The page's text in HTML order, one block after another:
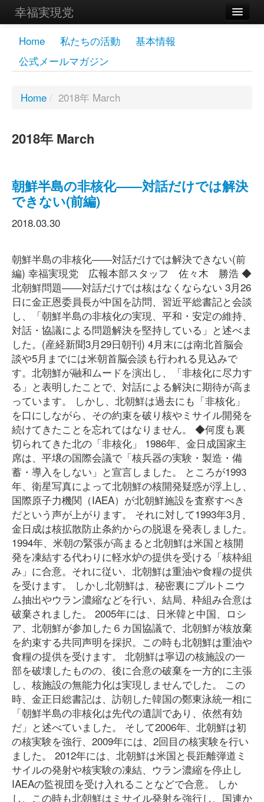
幸福実現党
メンバーズページ
党員
幸福の科学グループ
Home 私たちの活動
基本情報
公式メールマガジン
Home / 2018年 March
2018年 March
朝鮮半島の非核化――対話だけでは解決
できない(前編)
2018.03.30
朝鮮半島の非核化――対話だけでは解決できない(前
編) 幸福実現党 広報本部スタッフ 佐々木 勝浩 ◆
北朝鮮問題――対話だけでは核はなくならない 3月26
日に金正恩委員長が中国を訪問、習近平総書記と会談
し、「朝鮮半島の非核化の実現、平和・安定の維持、
対話・協議による問題解決を堅持している」と述べま
した。(産経新聞3月29日朝刊) 4月末には南北首脳会
談や5月までには米朝首脳会談も行われる見込みで
す。北朝鮮が融和ムードを演出し、「非核化に尽力す
る」と表明したことで、対話による解決に期待が高ま
っています。 しかし、北朝鮮は過去にも「非核化」
を口にしながら、その約束を破り核やミサイル開発を
続けてきたことを忘れてはなりません。 ◆何度も裏
切られてきた北の「非核化」 1986年、金日成国家主
席は、平壌の国際会議で「核兵器の実験・製造・備
蓄・導入をしない」と宣言しました。 ところが1993
年、衛星写真によって北朝鮮の核開発疑惑が浮上し、
国際原子力機関（IAEA）が北朝鮮施設を査察すべき
だという声が上がります。 それに対して1993年3月、
金日成は核拡散防止条約からの脱退を発表しました。
1994年、米朝の緊張が高まると北朝鮮は米国と核開
発を凍結する代わりに軽水炉の提供を受ける「核枠組
み」に合意。それに従い、北朝鮮は重油や食糧の提供
を受けます。 しかし北朝鮮は、秘密裏にプルトニウ
ム抽出やウラン濃縮などを行い、結局、枠組み合意は
破棄されました。 2005年には、日米韓と中国、ロシ
ア、北朝鮮が参加した６カ国協議で、北朝鮮が核放棄
を約束する共同声明を採択。この時も北朝鮮は重油や
食糧の提供を受けます。 北朝鮮は寧辺の核施設の一
部を破壊したものの、後に合意の破棄を一方的に主張
し、核施設の無能力化は実現しませんでした。 この
時、金正日総書記は、訪朝した韓国の鄭東泳統一相に
「朝鮮半島の非核化は先代の遺訓であり、依然有効
だ」と述べていました。 そして2006年、北朝鮮は初
の核実験を強行、2009年には、2回目の核実験を行い
ました。 2012年には、北朝鮮は米国と長距離弾道ミ
サイルの発射や核実験の凍結、ウラン濃縮を停止し
IAEAの監視団を受け入れることなどで合意。 しか
し、この時も北朝鮮はミサイル発射を強行し、国連か